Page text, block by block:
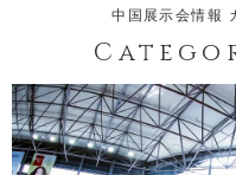
中国展示会情報